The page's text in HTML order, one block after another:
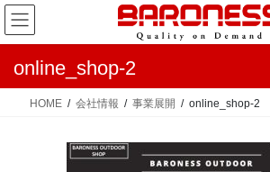
コ
ン
ナ
ビ
online_shop-2
HOME 会社情報 事業展開 online_shop-2